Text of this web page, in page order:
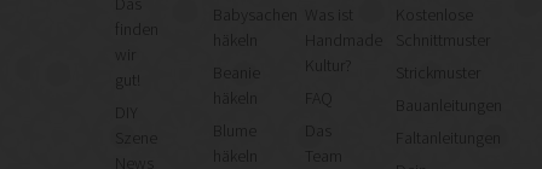
finden
gut!
häkeln
häkeln
Was ist
Kultur?
Das
Team
Kostenlose
Schnittmuster
Strickmuster
Bauanleitungen
Faltanleitungen